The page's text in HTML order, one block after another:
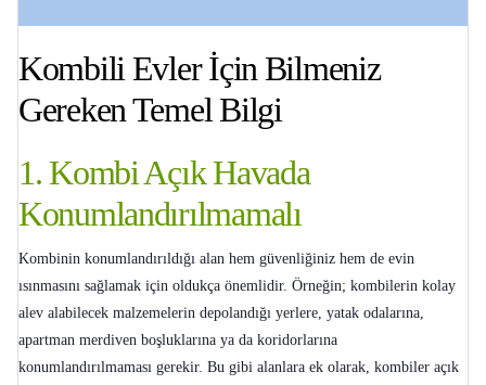
Kombili Evler İçin Bilmeniz
Gereken Temel Bilgi
1. Kombi Açık Havada
Konumlandırılmamalı
Kombinin konumlandırıldığı alan hem güvenliğiniz hem de evin
ısınmasını sağlamak için oldukça önemlidir. Örneğin; kombilerin kolay
alev alabilecek malzemelerin depolandığı yerlere, yatak odalarına,
apartman merdiven boşluklarına ya da koridorlarına
konumlandırılmaması gerekir. Bu gibi alanlara ek olarak, kombiler açık